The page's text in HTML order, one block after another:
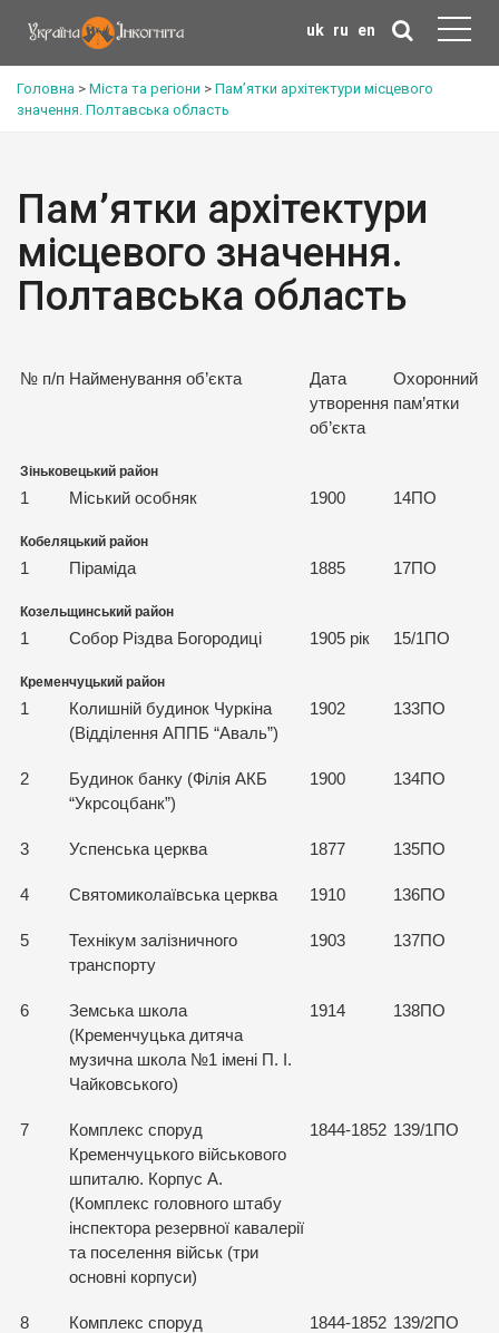
uk ru en
Головна > Міста та регіони > Пам’ятки архітектури місцевого
значення. Полтавська область
Пам’ятки архітектури
місцевого значення.
Полтавська область
№ п/п Найменування об’єкта
Дата
утворення
об’єкта
Охоронний №
пам’ятки
Зіньковецький район
1 Міський особняк 1900 14ПО
Кобеляцький район
1 Піраміда 1885 17ПО
Козельщинський район
1 Собор Різдва Богородиці 1905 рік 15/1ПО
Кременчуцький район
1
Колишній будинок Чуркіна
(Відділення АППБ “Аваль”)
1902 133ПО
2
Будинок банку (Філія АКБ
“Укрсоцбанк”)
1900 134ПО
3 Успенська церква 1877 135ПО
4 Святомиколаївська церква 1910 136ПО
5
Технікум залізничного
транспорту
1903 137ПО
6
Земська школа
(Кременчуцька дитяча
музична школа №1 імені П. І.
Чайковського)
1914 138ПО
7
Комплекс споруд
Кременчуцького військового
шпиталю. Корпус А.
(Комплекс головного штабу
інспектора резервної кавалерії
та поселення військ (три
основні корпуси)
1844-1852 139/1ПО
8
Комплекс споруд
1844-1852 139/2ПО